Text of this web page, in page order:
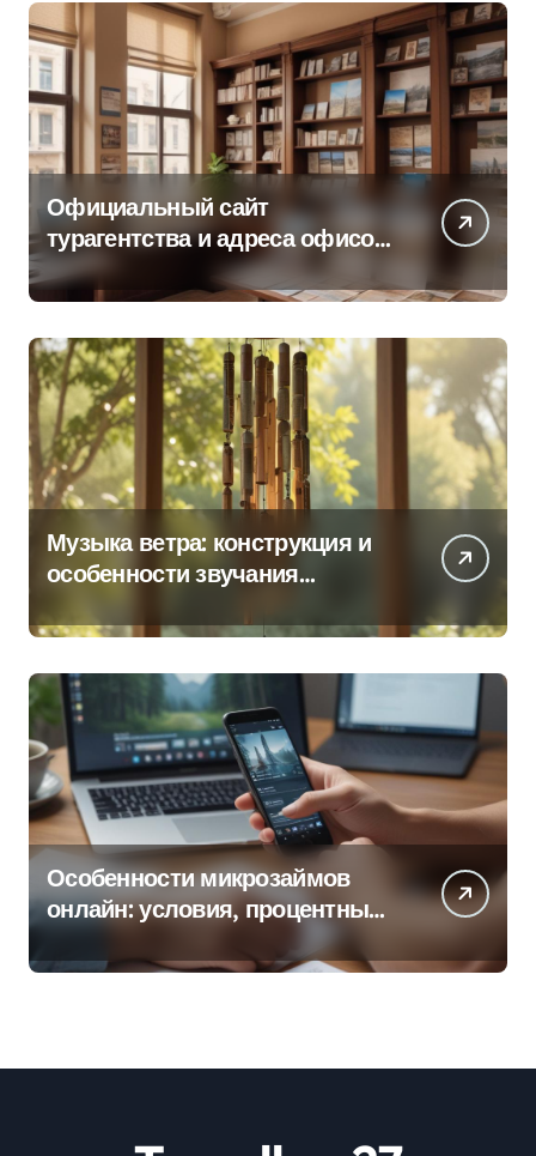
Официальный сайт
турагентства и адреса офисов
продаж по регионам
Музыка ветра: конструкция и
особенности звучания
Особенности микрозаймов
онлайн: условия, процентные
ставки и порядок оформления